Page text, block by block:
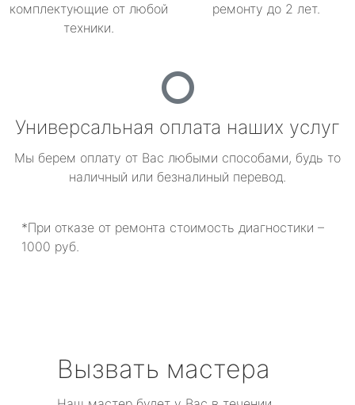
комплектующие от любой
техники.
ремонту до 2 лет.
Универсальная оплата наших услуг
Мы берем оплату от Вас любыми способами, будь то
наличный или безналиный перевод.
*При отказе от ремонта стоимость диагностики –
1000 руб.
Вызвать мастера